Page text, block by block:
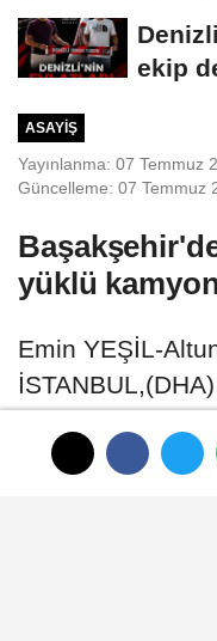
ekip
ASAYIŞ
Yayınlanma: 07 Temmuz
Güncelleme: 07 Temmuz
yüklü
Emin YEŞİL-
kamyonet alev